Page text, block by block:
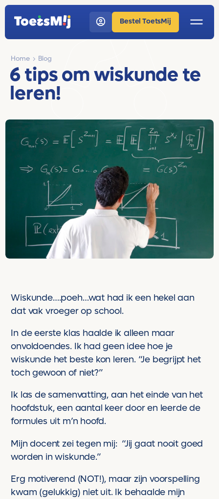
Bestel ToetsMij
Home Blog
6 tips om wiskunde te
leren!
Wiskunde….poeh…wat had ik een hekel aan
dat vak vroeger op school.
In de eerste klas haalde ik alleen maar
onvoldoendes. Ik had geen idee hoe je
wiskunde het beste kon leren. “Je begrijpt het
toch gewoon of niet?”
Ik las de samenvatting, aan het einde van het
hoofdstuk, een aantal keer door en leerde de
formules uit m’n hoofd.
Mijn docent zei tegen mij: “Jij gaat nooit goed
worden in wiskunde.”
Erg motiverend (NOT!), maar zijn voorspelling
kwam (gelukkig) niet uit. Ik behaalde mijn